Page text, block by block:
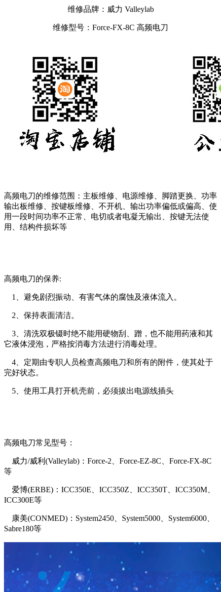
维修品牌：威力 Valleylab
维修型号：Force-FX-8C 高频电刀
高频电刀的维修范围：主板维修、电源维修、脚踏更换、功率
输出板维修、按键板维修、不开机、输出功率偏低或偏高、使
用一段时间功率不正常、电切或者电凝无输出、按键无法使
用、结构件损坏等
高频电刀的保养:
1、避免剧烈振动、有害气体的腐蚀及液体流入。
2、保持表面清洁。
3、清洗双极镊时绝不能用硬物刮、蹭，也不能用药液和其
它液体浸泡，严格按消毒方法进行消毒处理。
4、定期由专职人员检查高频电刀和所有的附件，使其处于
完好状态。
5、使用工具打开机壳前，必须拔出电源线插头
高频电刀常见型号：
威力/威利(Valleylab)：Force-2、Force-EZ-8C、Force-FX-8C
等
爱博(ERBE)：ICC350E、ICC350Z、ICC350T、ICC350M、
ICC300E等
康美(CONMED)：System2450、System5000、System6000、
Sabre180等